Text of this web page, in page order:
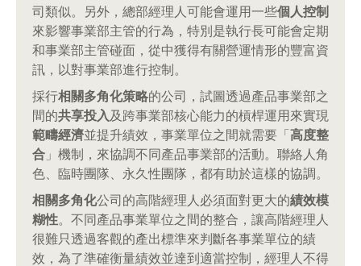
司類似。另外，總部經理人可能會運用一些個人控制
來影響事業部主管的行為，特別是執行長可能會定期
和事業部主管碰面，從中獲得有關營運情形的豐富資
訊，以對事業部進行控制。
採行相關多角化策略的公司，試圖透過產品事業部之
間的共享投入 及跨事業部核心能力的槓桿運用來實現
範疇經濟並提升績效，事業單位之間就需要「 高度整
合 」機制，來協調不同產品事業部的活動。聯絡人角
色、臨時團隊、永久性團隊，都有助於這樣的協調。
相關多角化公司的高階經理人必須面對更大的績效模
糊性。不同產品事業單位之間的整合，讓高階經理人
很難只透過客觀的產出標準來判斷各事業單位的績
效，為了準確衡量績效並達到適當控制，經理人不得